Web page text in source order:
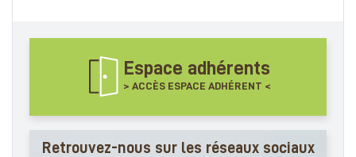
Espace adhérents
> ACCÈS ESPACE ADHÉRENT <
Retrouvez-nous sur les réseaux sociaux